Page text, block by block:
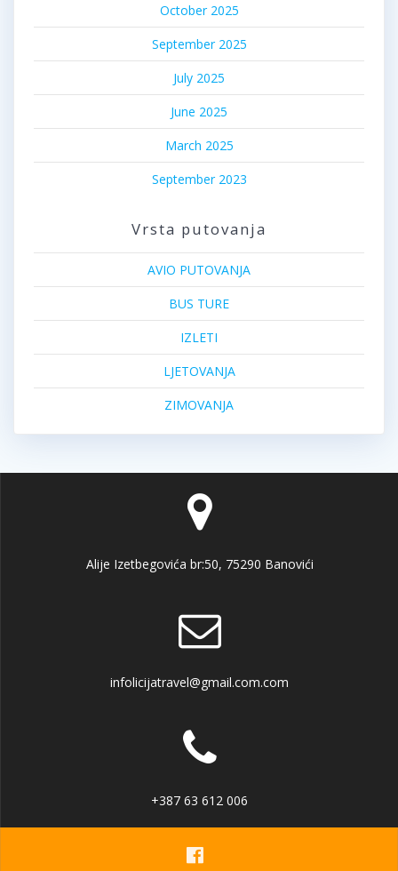
October 2025
September 2025
July 2025
June 2025
March 2025
September 2023
Vrsta putovanja
AVIO PUTOVANJA
BUS TURE
IZLETI
LJETOVANJA
ZIMOVANJA
Alije Izetbegovića br:50, 75290 Banovići
infolicijatravel@gmail.com.com
+387 63 612 006